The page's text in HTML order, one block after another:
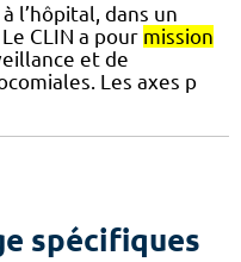
l’hôpital, dans un
CLIN a pour mission
et de
Les axes p
spécifiques